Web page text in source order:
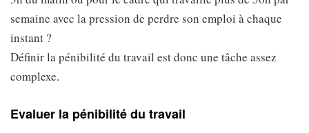
semaine avec la pression de perdre son emploi à chaque
instant ?
Définir la pénibilité du travail est donc une tâche assez
complexe.
Evaluer la pénibilité du travail